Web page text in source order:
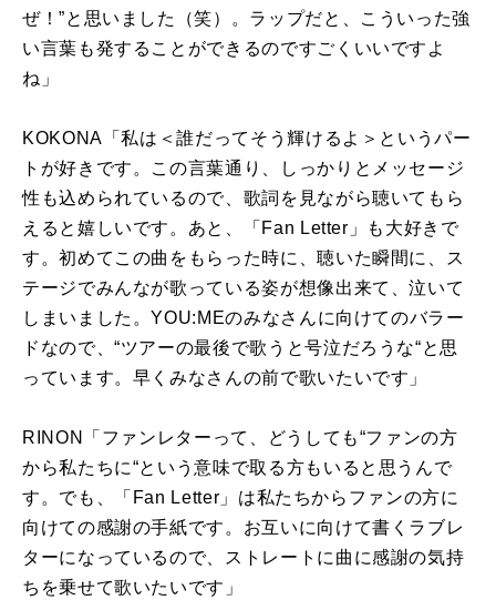
ぜ！”と 思いました（笑）。ラップだと、こういった強
い言葉も発することができるのですごくいいですよ
ね」
KOKONA「私は＜誰だってそう輝けるよ＞というパー
トが好きです。この言葉通り、しっかりとメッセージ
性も込められているので、歌詞を見ながら聴いてもら
えると嬉しいです。あと、「 Fan Letter 」も大好きで
す。初めてこの曲をもらった時に、聴いた瞬間に、ス
テージでみんなが歌っている姿が想像出来て、泣いて
しまいました。 YOU:MEのみなさんに向けてのバラー
ドなので、“ツアーの最後で歌うと号泣だろうな“と思
っています。早くみなさんの前で歌いたいです」
RINON「ファンレターって、どうしても“ファンの方
から私たちに“という意味で取る方もいると思うんで
す。でも、「 Fan Letter 」は私たちからファンの方に
向けての感謝の手紙です。お互いに向けて書くラブレ
ターになっているので、ストレートに曲に感謝の気持
ちを乗せて歌いたいです」